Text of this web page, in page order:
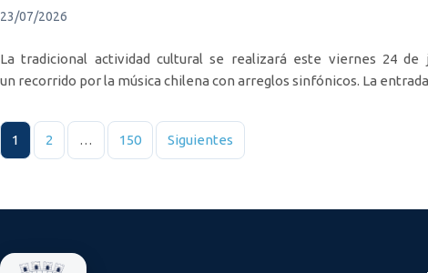
23/07/2026
La tradicional actividad cultural se realizará este viernes 24
un recorrido por la música chilena con arreglos sinfónicos. La
Paginación de entradas
1 2 … 150 Siguientes